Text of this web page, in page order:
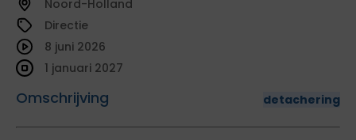
Noord-Holland
Directie
Omschrijving detachering
8 juni 2026
1 januari 2027